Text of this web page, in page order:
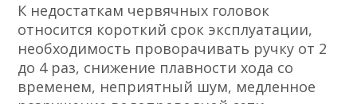
К недостаткам червячных головок
относится короткий срок эксплуатации,
необходимость проворачивать ручку от 2
до 4 раз, снижение плавности хода со
временем, неприятный шум, медленное